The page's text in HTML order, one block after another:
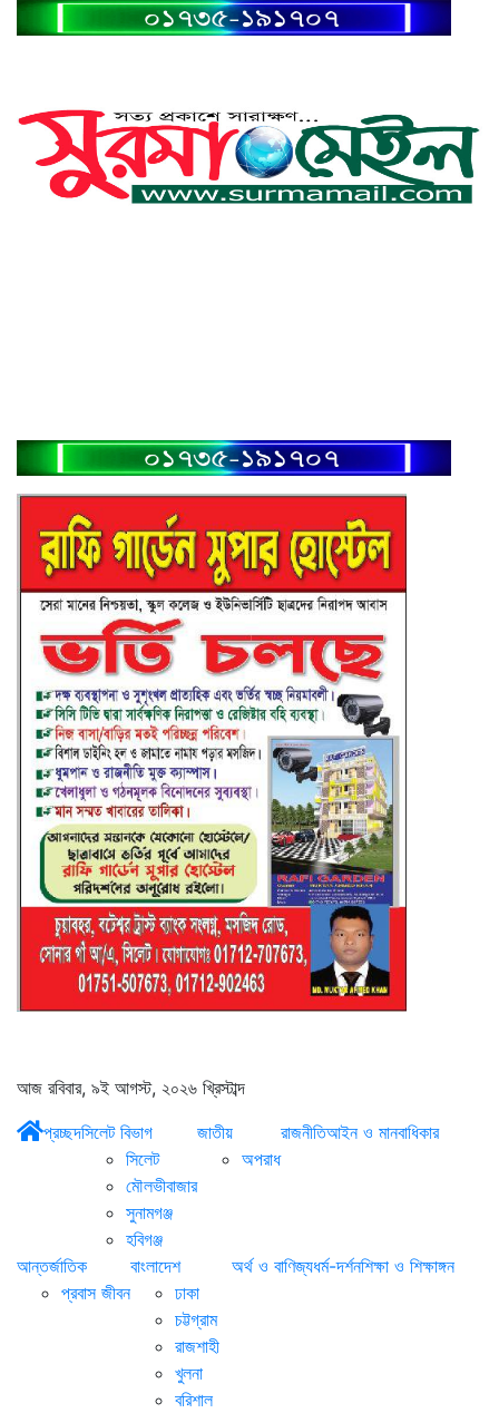
আজ রবিবার, ৯ই আগস্ট, ২০২৬ খ্রিস্টাব্দ
প্রচ্ছদসিলেট বিভাগ
সিলেট
মৌলভীবাজার
সুনামগঞ্জ
হবিগঞ্জ
জাতীয়
অপরাধ
রাজনীতিআইন ও মানবাধিকার
আন্তর্জাতিক
প্রবাস জীবন
বাংলাদেশ
ঢাকা
চট্টগ্রাম
রাজশাহী
খুলনা
বরিশাল
অর্থ ও বাণিজ্যধর্ম-দর্শনশিক্ষা ও শিক্ষাঙ্গন